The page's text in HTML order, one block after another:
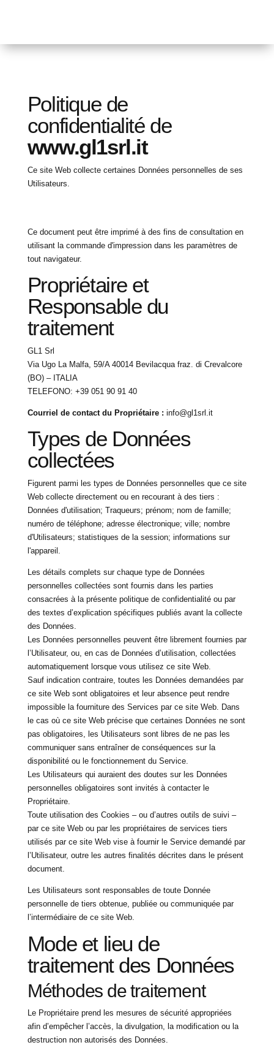
Politique de
confidentialité de
www.gl1srl.it
Ce site Web collecte certaines Données personnelles de ses
Utilisateurs.
Ce document peut être imprimé à des fins de consultation en
utilisant la commande d'impression dans les paramètres de
tout navigateur.
Propriétaire et
Responsable du
traitement
GL1 Srl
Via Ugo La Malfa, 59/A 40014 Bevilacqua fraz. di Crevalcore
(BO) – ITALIA
TELEFONO: +39 051 90 91 40
Courriel de contact du Propriétaire : info@gl1srl.it
Types de Données
collectées
Figurent parmi les types de Données personnelles que ce site
Web collecte directement ou en recourant à des tiers :
Données d'utilisation; Traqueurs; prénom; nom de famille;
numéro de téléphone; adresse électronique; ville; nombre
d'Utilisateurs; statistiques de la session; informations sur
l'appareil.
Les détails complets sur chaque type de Données
personnelles collectées sont fournis dans les parties
consacrées à la présente politique de confidentialité ou par
des textes d’explication spécifiques publiés avant la collecte
des Données.
Les Données personnelles peuvent être librement fournies par
l’Utilisateur, ou, en cas de Données d’utilisation, collectées
automatiquement lorsque vous utilisez ce site Web.
Sauf indication contraire, toutes les Données demandées par
ce site Web sont obligatoires et leur absence peut rendre
impossible la fourniture des Services par ce site Web. Dans
le cas où ce site Web précise que certaines Données ne sont
pas obligatoires, les Utilisateurs sont libres de ne pas les
communiquer sans entraîner de conséquences sur la
disponibilité ou le fonctionnement du Service.
Les Utilisateurs qui auraient des doutes sur les Données
personnelles obligatoires sont invités à contacter le
Propriétaire.
Toute utilisation des Cookies – ou d’autres outils de suivi –
par ce site Web ou par les propriétaires de services tiers
utilisés par ce site Web vise à fournir le Service demandé par
l’Utilisateur, outre les autres finalités décrites dans le présent
document.
Les Utilisateurs sont responsables de toute Donnée
personnelle de tiers obtenue, publiée ou communiquée par
l’intermédiaire de ce site Web.
Mode et lieu de
traitement des Données
Méthodes de traitement
Le Propriétaire prend les mesures de sécurité appropriées
afin d’empêcher l’accès, la divulgation, la modification ou la
destruction non autorisés des Données.